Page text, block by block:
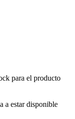
para el producto
a estar disponible